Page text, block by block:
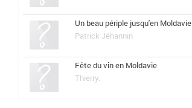
Un beau périple jusqu'en Moldavie
Patrick Jéhannin
Fête du vin en Moldavie
Thierry.